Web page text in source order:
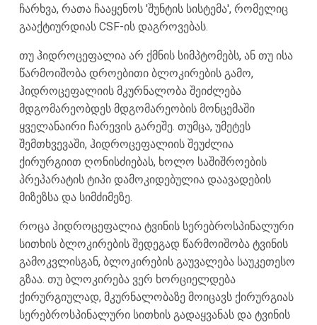
ჩარხვა, რათა ჩააყენოს 'შუნტის სისტემა', რომელიც
გააქტიურდიას CSF-ის დაგროვებას.
თუ ჰიდროცეფალია არ ქმნის სიმპტომებს, ან თუ ისა
წარმოიშობა დროებითი ბლოკირების გამო,
ჰიდროცეფალიის მკურნალობა შეიძლება
მდგომარეობდეს მდგომარეობის მონცემაში
ყველანაირი ჩარევის გარეშე. თუმცა, უმეტეს
შემთხვევაში, ჰიდროცეფალიის შეუძლია
ქირურგიით ღონისძიებას, ხოლო საშიშროების
პრეპარატის ტიპი დამოკიდებულია დაავადების
მიზეზსა და სიმძიმეზე.
როცა ჰიდროცეფალია ტვინის სერებროსპინალური
სითხის ბლოკირების შედეგად წარმოიშობა ტვინის
გამოკვლისგან, ბლოკირების გაუვალება საუკეთესო
გზაა. თუ ბლოკირება ვერ ხორციელდება
ქირურგიულად, მკურნალობაზე მოიცავს ქირურგიას
სერებროსპინალური სითხის გადაყვანას და ტვინის